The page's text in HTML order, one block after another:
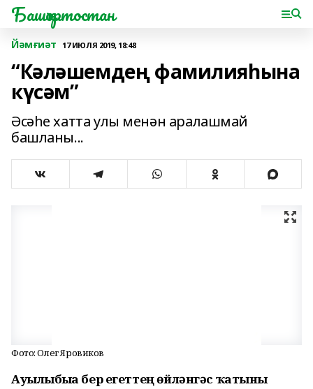
Башҡортостан
Йәмғиәт 17 ИЮЛЯ 2019, 18:48
“Кәләшемдең фамилияһына
күсәм”
Әсәһе хатта улы менән аралашмай
башланы...
Фото: Олег Яровиков
Ауылыбыҙҙа бер егеттең өйләнгәс ҡатыны